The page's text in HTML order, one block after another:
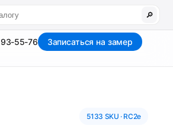
🔎
55-76 Записаться на замер
5133 SKU · RC2e